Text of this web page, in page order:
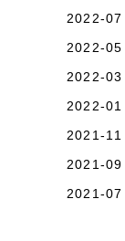
2022-07
2022-05
2022-03
2022-01
2021-11
2021-09
2021-07